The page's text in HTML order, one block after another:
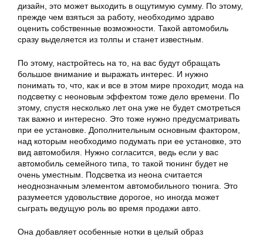
дизайн, это может выходить в ощутимую сумму. По этому,
прежде чем взяться за работу, необходимо здраво
оценить собственные возможности. Такой автомобиль
сразу выделяется из толпы и станет известным.
По этому, настройтесь на то, на вас будут обращать
большое внимание и выражать интерес. И нужно
понимать то, что, как и все в этом мире проходит, мода на
подсветку с неоновым эффектом тоже дело времени. По
этому, спустя несколько лет она уже не будет смотреться
так важно и интересно. Это тоже нужно предусматривать
при ее установке. Дополнительным основным фактором,
над которым необходимо подумать при ее установке, это
вид автомобиля. Нужно согласится, ведь если у вас
автомобиль семейного типа, то такой тюнинг будет не
очень уместным. Подсветка из неона считается
неоднозначным элементом автомобильного тюнига. Это
разумеется удовольствие дорогое, но иногда может
сыграть ведущую роль во время продажи авто.
Она добавляет особенные нотки в целый образ